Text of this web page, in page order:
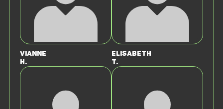
Vianne
H.
Elisabeth
T.